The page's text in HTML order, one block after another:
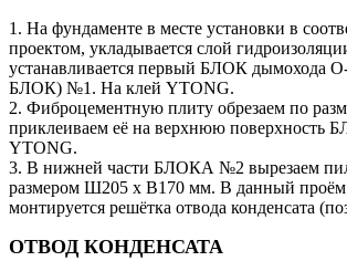
1. На фундаменте в месте установки в
проектом, укладывается слой
устанавливается первый БЛОК дымохода
БЛОК) №1. На клей YTONG.
2. Фиброцементную плиту обрезаем по
приклеиваем её на верхнюю поверхность
YTONG.
3. В нижней части БЛОКА №2 вырезаем
размером Ш205 х В170 мм. В данный
монтируется решётка отвода конденсата
ОТВОД КОНДЕНСАТА